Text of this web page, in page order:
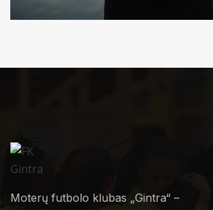
Moterų futbolo klubas „Gintra“ –